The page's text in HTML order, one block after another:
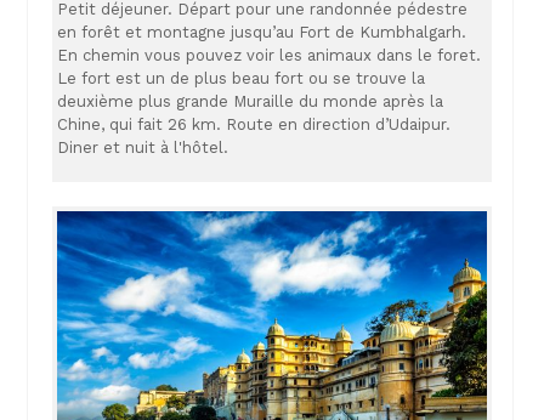
Petit déjeuner. Départ pour une randonnée pédestre
en forêt et montagne jusqu’au Fort de Kumbhalgarh.
En chemin vous pouvez voir les animaux dans le foret.
Le fort est un de plus beau fort ou se trouve la
deuxième plus grande Muraille du monde après la
Chine, qui fait 26 km. Route en direction d’Udaipur.
Diner et nuit à l'hôtel.